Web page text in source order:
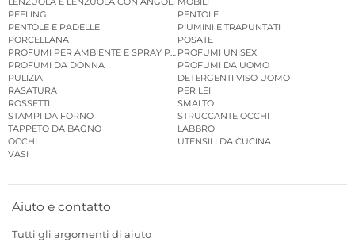
PEELING
PENTOLE
PENTOLE E PADELLE
PIUMINI E TRAPUNTATI
PORCELLANA
POSATE
PROFUMI PER AMBIENTE E SPRAY PER AMBIENTE
PROFUMI UNISEX
PROFUMI DA DONNA
PROFUMI DA UOMO
PULIZIA
DETERGENTI VISO UOMO
RASATURA
PER LEI
ROSSETTI
SMALTO
STAMPI DA FORNO
STRUCCANTE OCCHI
TAPPETO DA BAGNO
LABBRO
OCCHI
UTENSILI DA CUCINA
VASI
Aiuto e contatto
Tutti gli argomenti di aiuto